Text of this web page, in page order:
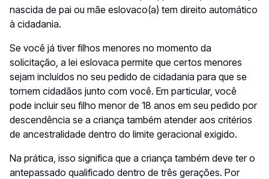
nascida de pai ou mãe eslovaco(a) tem direito automático
à cidadania.
Se você já tiver filhos menores no momento da
solicitação, a lei eslovaca permite que certos menores
sejam incluídos no seu pedido de cidadania para que se
tornem cidadãos junto com você. Em particular, você
pode incluir seu filho menor de 18 anos em seu pedido por
descendência se a criança também atender aos critérios
de ancestralidade dentro do limite geracional exigido.
Na prática, isso significa que a criança também deve ter o
antepassado qualificado dentro de três gerações. Por